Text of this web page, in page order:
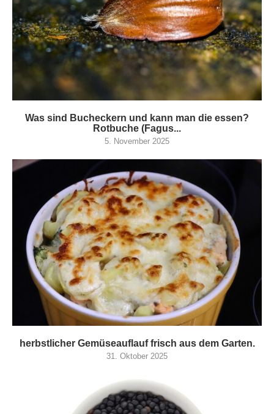
Was sind Bucheckern und kann man die essen?
Rotbuche (Fagus...
5. November 2025
herbstlicher Gemüseauflauf frisch aus dem Garten.
31. Oktober 2025